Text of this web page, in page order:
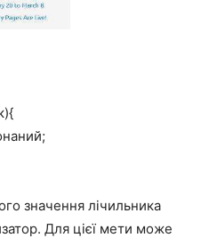
значення лічильника
Для цієї мети може